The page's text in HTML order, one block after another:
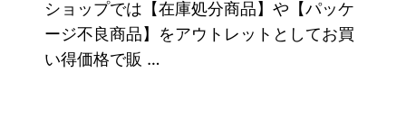
ショップでは【在庫処分商品】や【パッケ
ージ不良商品】をアウトレットとしてお買
い得価格で販 …